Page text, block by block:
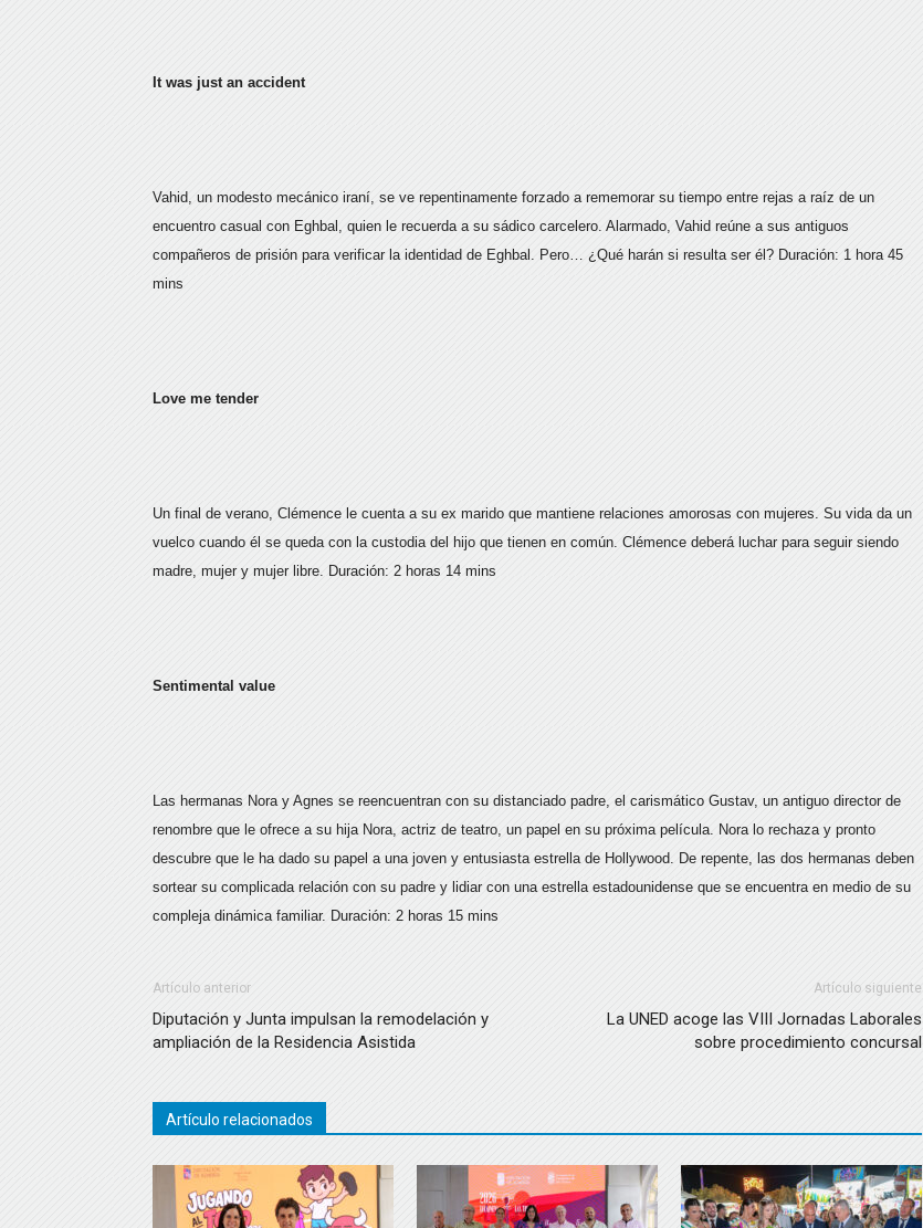
It was just an accident
Vahid, un modesto mecánico iraní, se ve repentinamente forzado a rememorar su tiempo entre rejas a raíz de un
encuentro casual con Eghbal, quien le recuerda a su sádico carcelero. Alarmado, Vahid reúne a sus antiguos
compañeros de prisión para verificar la identidad de Eghbal. Pero… ¿Qué harán si resulta ser él? Duración: 1 hora 45
mins
Love me tender
Un final de verano, Clémence le cuenta a su ex marido que mantiene relaciones amorosas con mujeres. Su vida da un
vuelco cuando él se queda con la custodia del hijo que tienen en común. Clémence deberá luchar para seguir siendo
madre, mujer y mujer libre. Duración: 2 horas 14 mins
Sentimental value
Las hermanas Nora y Agnes se reencuentran con su distanciado padre, el carismático Gustav, un antiguo director de
renombre que le ofrece a su hija Nora, actriz de teatro, un papel en su próxima película. Nora lo rechaza y pronto
descubre que le ha dado su papel a una joven y entusiasta estrella de Hollywood. De repente, las dos hermanas deben
sortear su complicada relación con su padre y lidiar con una estrella estadounidense que se encuentra en medio de su
compleja dinámica familiar. Duración: 2 horas 15 mins
Artículo anterior
Diputación y Junta impulsan la remodelación y
ampliación de la Residencia Asistida
Artículo siguiente
La UNED acoge las VIII Jornadas Laborales
sobre procedimiento concursal
Artículo relacionados